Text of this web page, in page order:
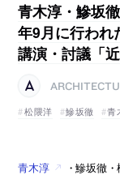
青木淳・鰺坂
年9月に行われ
講演・討議「
松隈洋
鰺坂徹 青
青木淳
・鰺坂徹